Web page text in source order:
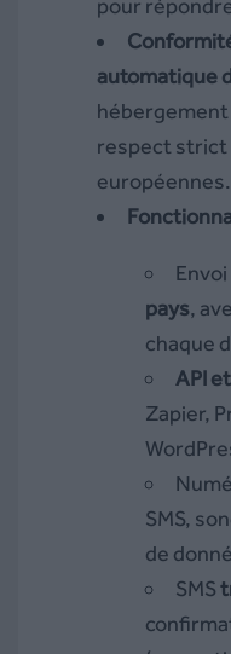
pour
automatique
hébergement
respect strict
européennes.
pays,
chaque
API
Zapier,
SMS,
de
SMS